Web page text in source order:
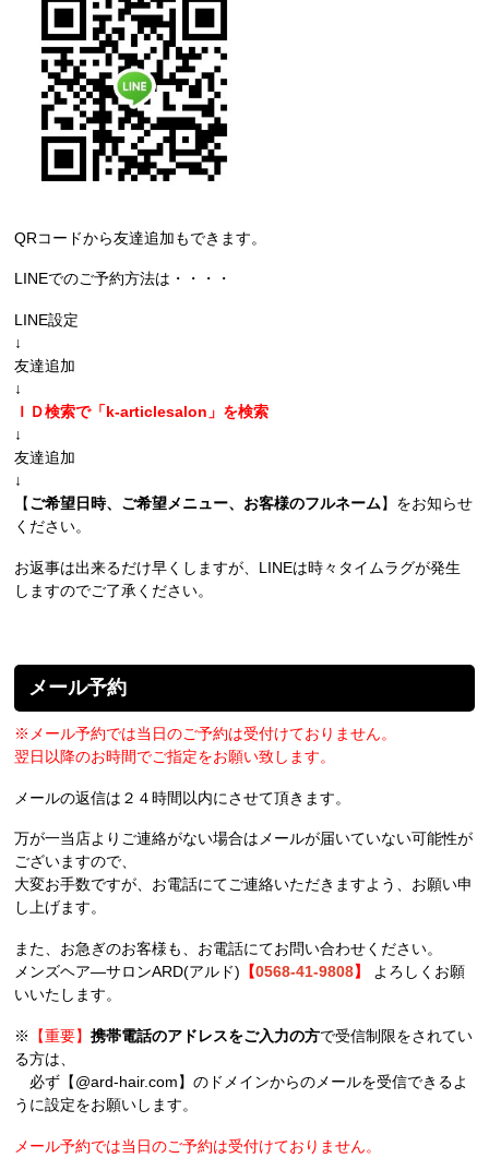
QRコードから友達追加もできます。
LINEでのご予約方法は・・・・
LINE設定
↓
友達追加
↓
ＩＤ検索で「k-articlesalon」を検索
↓
友達追加
↓
【ご希望日時、ご希望メニュー、お客様のフルネーム】をお知らせ
ください。
お返事は出来るだけ早くしますが、LINEは時々タイムラグが発生
しますのでご了承ください。
メール予約
※メール予約では当日のご予約は受付けておりません。
翌日以降のお時間でご指定をお願い致します。
メールの返信は２４時間以内にさせて頂きます。
万が一当店よりご連絡がない場合はメールが届いていない可能性が
ございますので、
大変お手数ですが、お電話にてご連絡いただきますよう、お願い申
し上げます。
また、お急ぎのお客様も、お電話にてお問い合わせください。
メンズヘア―サロンARD(アルド) 【0568-41-9808】
よろしくお願
いいたします。
※ 【重要】携帯電話のアドレスをご入力の方で受信制限をされてい
る方は、
必ず【@ard-hair.com】のドメインからのメールを受信できるよ
うに設定をお願いします。
メール予約では当日のご予約は受付けておりません。